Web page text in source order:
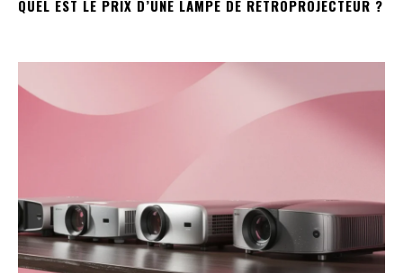
QUEL EST LE PRIX D’UNE LAMPE DE RÉTROPROJECTEUR ?